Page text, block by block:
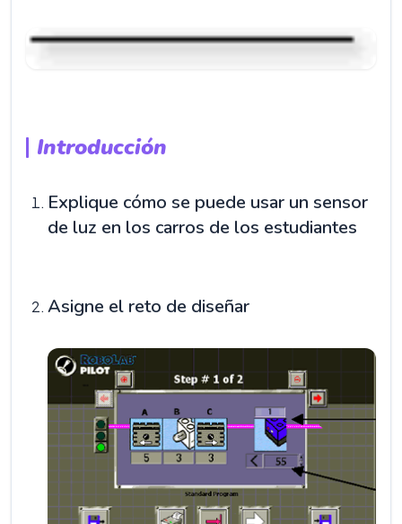
Introducción
Explique cómo se puede usar un sensor
de luz en los carros de los estudiantes
Asigne el reto de diseñar